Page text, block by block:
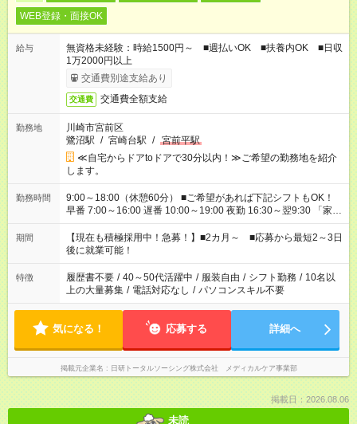
WEB登録・面接OK
給与
無資格未経験：時給1500円～ ■週払いOK ■扶養内OK ■日収
1万2000円以上
交通費別途支給あり
交通費 交通費全額支給
勤務地
川崎市宮前区
鷺沼駅 / 宮崎台駅 / 宮前平駅
≪自宅からドアtoドアで30分以内！≫ご希望の勤務地を紹介
します。
勤務時間
9:00～18:00（休憩60分） ■ご希望があれば下記シフトもOK！
早番 7:00～16:00 遅番 10:00～19:00 夜勤 16:30～翌9:30 「家族
と休みを合わせたい」 「余裕を持って夕飯の準備がしたい」
「できれば残業はしたくない」 など、ご希望を教えてください
ね。 ※Wワーク希望の方へ 今ご覧のお仕事で希望する勤務時間
と、もう1つのお仕事の勤務時間。 合計で週40時間を超える場
合は応募できません。
期間
【現在も積極採用中！急募！】■2カ月～ ■応募から最短2～3日
後に就業可能！
特徴 履歴書不要 / 40～50代活躍中 / 服装自由 / シフト勤務 / 10名以
上の大量募集 / 電話対応なし / パソコンスキル不要
気になる！ 応募する 詳細へ
掲載元企業名 日研トータルソーシング株式会社 メディカルケア事業部
掲載日：2026.08.06
未読